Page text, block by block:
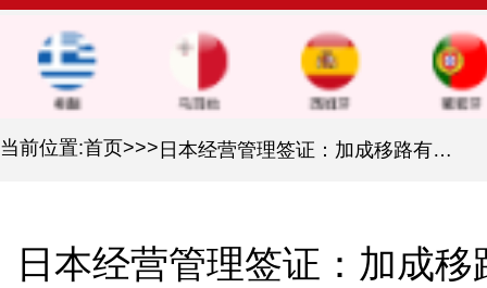
当前位置:首页>>> 日本经营管理签证：加成移路有你 | 日本留学及工作分享
日本经营管理签证：加成